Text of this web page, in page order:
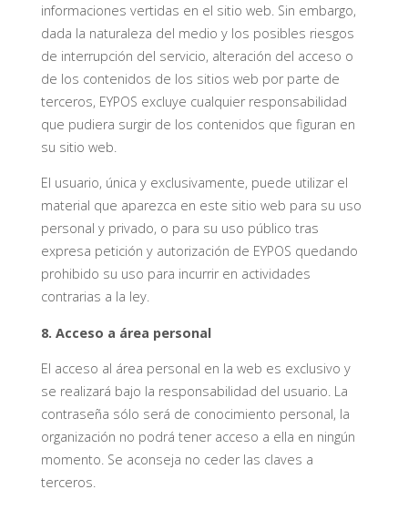
informaciones vertidas en el sitio web. Sin embargo,
dada la naturaleza del medio y los posibles riesgos
de interrupción del servicio, alteración del acceso o
de los contenidos de los sitios web por parte de
terceros, EYPOS excluye cualquier responsabilidad
que pudiera surgir de los contenidos que figuran en
su sitio web.
El usuario, única y exclusivamente, puede utilizar el
material que aparezca en este sitio web para su uso
personal y privado, o para su uso público tras
expresa petición y autorización de EYPOS quedando
prohibido su uso para incurrir en actividades
contrarias a la ley.
8. Acceso a área personal
El acceso al área personal en la web es exclusivo y
se realizará bajo la responsabilidad del usuario. La
contraseña sólo será de conocimiento personal, la
organización no podrá tener acceso a ella en ningún
momento. Se aconseja no ceder las claves a
terceros.